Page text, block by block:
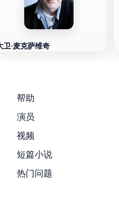
卫·麦克萨维奇
帮助
演员
视频
短篇小说
热门问题